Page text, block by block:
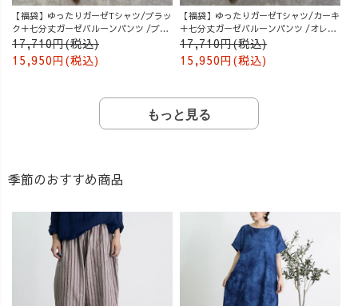
【福袋】ゆったりガーゼTシャツ/ブラッ
ク＋七分丈ガーゼバルーンパンツ /ブル
ー
17,710円(税込)
15,950円(税込)
【福袋】ゆったりガーゼTシャツ/カーキ
＋七分丈ガーゼバルーンパンツ /オレン
ジ
17,710円(税込)
15,950円(税込)
もっと見る
季節のおすすめ商品